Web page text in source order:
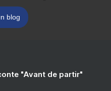
blog
"Avant de partir"